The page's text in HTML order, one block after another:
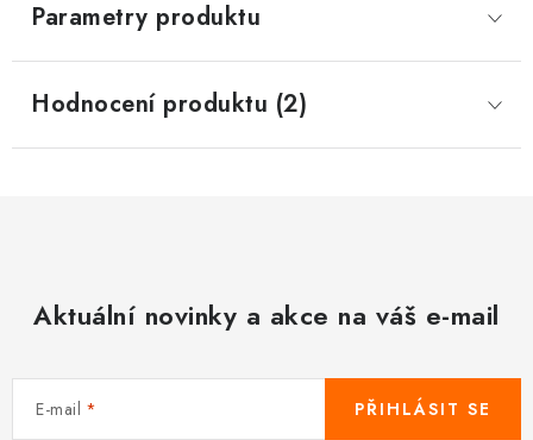
Parametry produktu
Hodnocení produktu (2)
Aktuální novinky a akce na váš e-mail
E-mail PŘIHLÁSIT SE